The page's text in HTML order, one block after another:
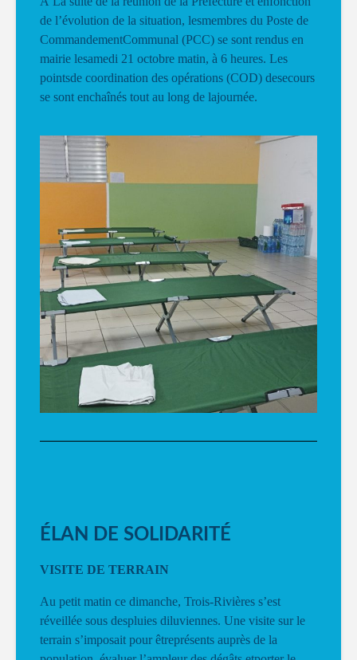
de l’évolution de la situation, lesmembres du Poste de
CommandementCommunal (PCC) se sont rendus en
mairie lesamedi 21 octobre matin, à 6 heures. Les
pointsde coordination des opérations (COD) desecours
se sont enchaînés tout au long de lajournée.
ÉLAN DE SOLIDARITÉ
VISITE DE TERRAIN
Au petit matin ce dimanche, Trois-Rivières s’est
réveillée sous despluies diluviennes. Une visite sur le
terrain s’imposait pour êtreprésents auprès de la